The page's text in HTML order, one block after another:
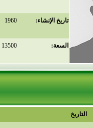
تاريخ الإنشاء: 1960
السعة: 13500
التاريخ